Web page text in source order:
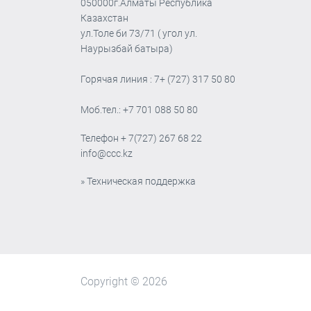
050000г.Алматы Республика
Казахстан
ул.Толе би 73/71 ( угол ул.
Наурызбай батыра)
Горячая линия : 7+ (727) 317 50 80
Моб.тел.: +7 701 088 50 80
Телефон+ 7(727) 267 68 22
info@ccc.kz
» Техническая поддержка
Copyright © 2026